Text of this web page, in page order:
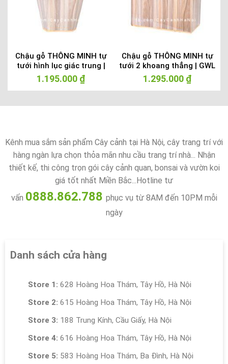
Chậu gỗ THÔNG MINH tự
tưới hình lục giác trung |
GWL – 322B
1.195.000 ₫
Chậu gỗ THÔNG MINH tự
tưới 2 khoang thẳng | GWL
– 211B
1.295.000 ₫
Kênh mua sắm sản phẩm Cây cảnh tại Hà Nội, cây trang trí với
hàng ngàn lựa chọn thỏa mãn nhu cầu trang trí nhà... Nhận
thiết kế, thi công trọn gói cây cảnh quan, bonsai và vườn koi
giá tốt nhất Miền Bắc...Hotline tư
vấn 0888.862.788 phục vụ từ 8AM đến 10PM mỗi
ngày
Danh sách cửa hàng
Store 1: 628 Hoàng Hoa Thám, Tây Hồ, Hà Nội
Store 2: 615 Hoàng Hoa Thám, Tây Hồ, Hà Nội
Store 3: 188 Trung Kính, Cầu Giấy, Hà Nội
Store 4: 616 Hoàng Hoa Thám, Tây Hồ, Hà Nội
Store 5: 583 Hoàng Hoa Thám, Ba Đình, Hà Nội